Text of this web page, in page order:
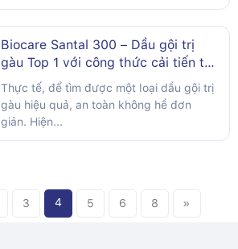
Biocare Santal 300 – Dầu gội trị
gàu Top 1 với công thức cải tiến từ
thảo dược
Thực tế, để tìm được một loại dầu gội trị
gàu hiệu quả, an toàn không hề đơn
giản. Hiện...
3 4 5 6 8 »